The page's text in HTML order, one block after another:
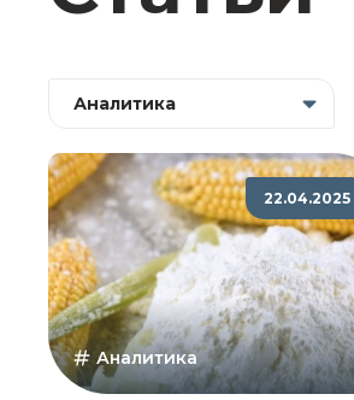
Аналитика
22.04.2025
Аналитика